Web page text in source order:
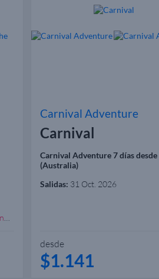
Carnival Adventure
Carnival
Carnival Adventure 7 días desde
(Australia)
Salidas: 31 Oct. 2026
desde
$1.141